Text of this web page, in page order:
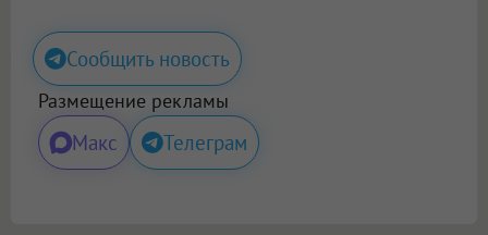
Сообщить новость
Размещение рекламы
Макс Телеграм